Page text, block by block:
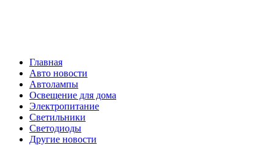
Главная
Авто новости
Автолампы
Освещение для дома
Электропитание
Светильники
Светодиоды
Другие новости